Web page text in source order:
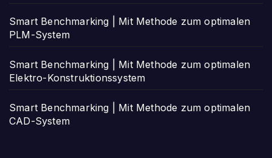
Smart Benchmarking | Mit Methode zum optimalen
PLM-System
Smart Benchmarking | Mit Methode zum optimalen
Elektro-Konstruktionssystem
Smart Benchmarking | Mit Methode zum optimalen
CAD-System